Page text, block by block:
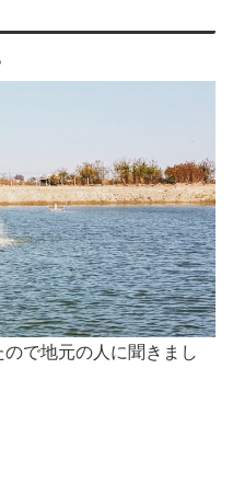
で地元の人に聞きまし